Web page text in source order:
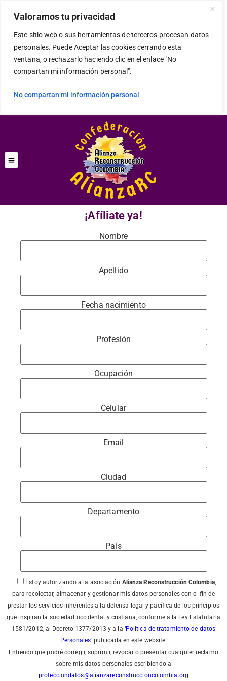
Valoramos tu privacidad
Este sitio web o sus herramientas de terceros procesan datos
personales. Puede Aceptar las cookies cerrando esta
ventana, o rechazarlo haciendo clic en el enlace "No
compartan mi información personal".
No compartan mi información personal
¡Afíliate ya!
Nombre
Apellido
Fecha nacimiento
Profesión
Ocupación
Celular
Email
Ciudad
Departamento
País
Estoy autorizando a la asociación Alianza Reconstrucción Colombia,
para recolectar, almacenar y gestionar mis datos personales con el fin de
prestar los servicios inherentes a la defensa legal y pacífica de los principios
que inspiran la sociedad occidental y cristiana, conforme a la Ley Estatutaria
1581/2012, al Decreto 1377/2013 y a la ‘Política de tratamiento de datos
Personales’publicada en este website.
Entiendo que podré corregir, suprimir, revocar o presentar cualquier reclamo
sobre mis datos personales escribiendo a
protecciondatos@alianzareconstruccioncolombia.org